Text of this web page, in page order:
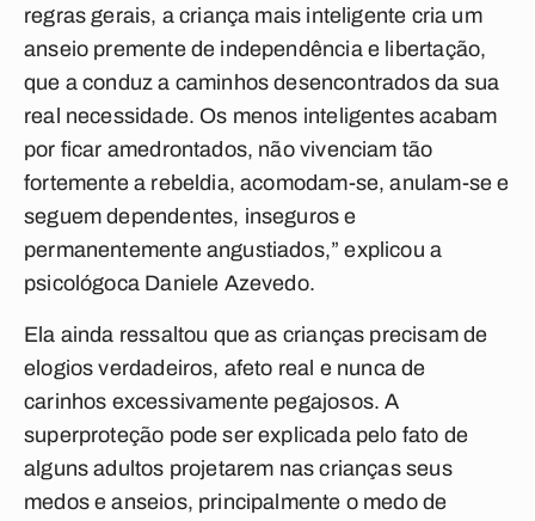
regras gerais, a criança mais inteligente cria um
anseio premente de independência e libertação,
que a conduz a caminhos desencontrados da sua
real necessidade. Os menos inteligentes acabam
por ficar amedrontados, não vivenciam tão
fortemente a rebeldia, acomodam-se, anulam-se e
seguem dependentes, inseguros e
permanentemente angustiados,” explicou a
psicológoca Daniele Azevedo.
Ela ainda ressaltou que as crianças precisam de
elogios verdadeiros, afeto real e nunca de
carinhos excessivamente pegajosos. A
superproteção pode ser explicada pelo fato de
alguns adultos projetarem nas crianças seus
medos e anseios, principalmente o medo de